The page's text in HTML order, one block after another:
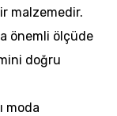
malzemedir.
önemli ölçüde
doğru
moda